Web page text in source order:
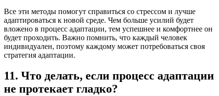
Все эти методы помогут справиться со стрессом и лучше
адаптироваться к новой среде. Чем больше усилий будет
вложено в процесс адаптации, тем успешнее и комфортнее он
будет проходить. Важно помнить, что каждый человек
индивидуален, поэтому каждому может потребоваться своя
стратегия адаптации.
11. Что делать, если процесс адаптации
не протекает гладко?